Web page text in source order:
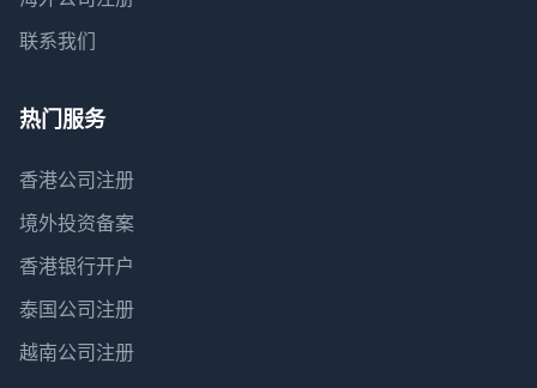
联系我们
热门服务
香港公司注册
境外投资备案
香港银行开户
泰国公司注册
越南公司注册